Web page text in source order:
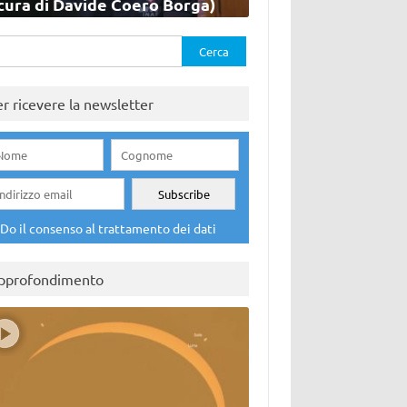
ricevere la newsletter
Do il consenso al trattamento dei dati